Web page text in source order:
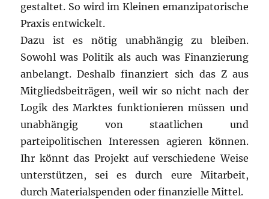
gestaltet. So wird im Kleinen emanzipatorische
Praxis entwickelt.
Dazu ist es nötig unabhängig zu bleiben.
Sowohl was Politik als auch was Finanzierung
anbelangt. Deshalb finanziert sich das Z aus
Mitgliedsbeiträgen, weil wir so nicht nach der
Logik des Marktes funktionieren müssen und
unabhängig von staatlichen und
parteipolitischen Interessen agieren können.
Ihr könnt das Projekt auf verschiedene Weise
unterstützen, sei es durch eure Mitarbeit,
durch Materialspenden oder finanzielle Mittel.